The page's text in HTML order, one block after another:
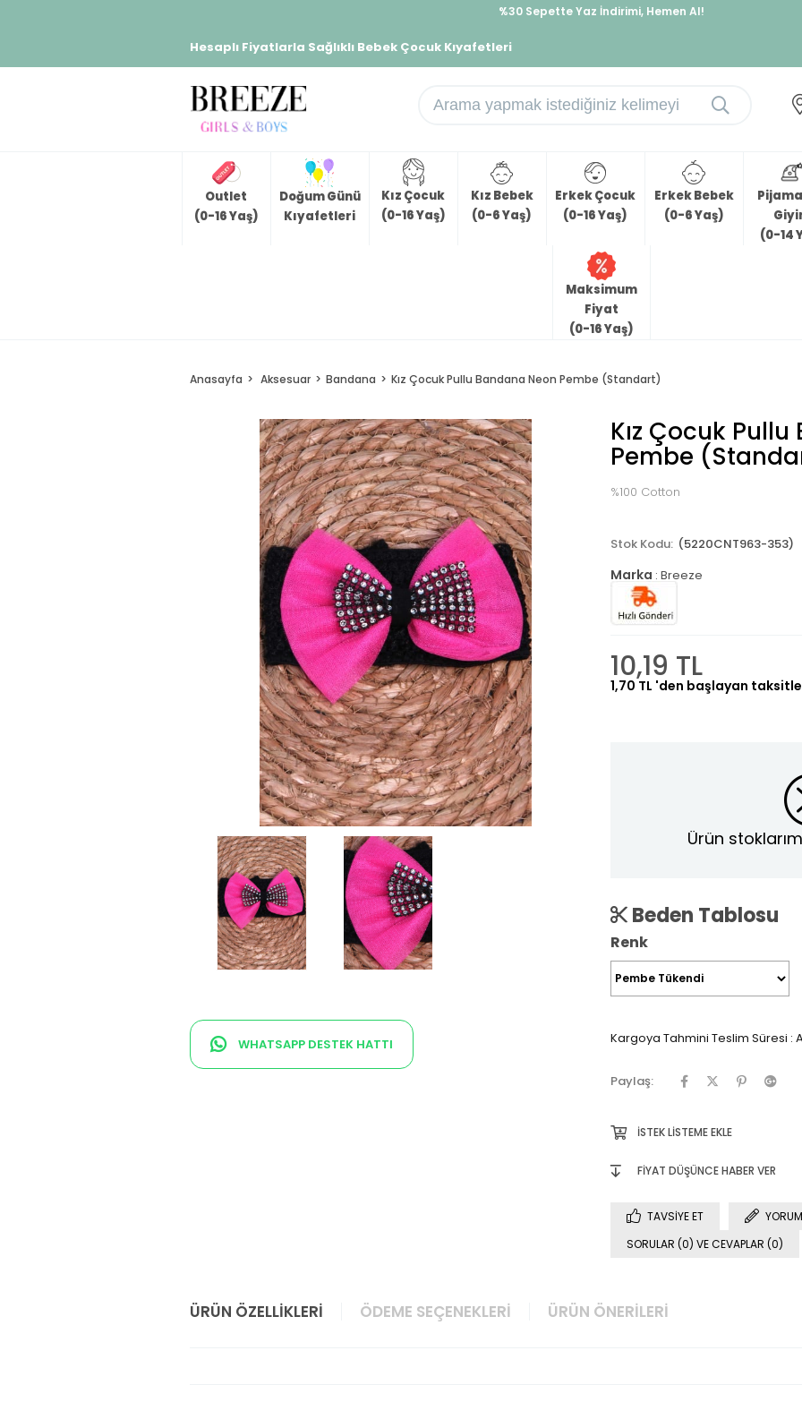
%30 Sepette Yaz İndirimi, Hemen Al!
Hesaplı Fiyatlarla Sağlıklı Bebek Çocuk Kıyafetleri
Outlet
(0-16 Yaş)
Doğum Günü
Kıyafetleri
Kız Çocuk
(0-16 Yaş)
Kız Bebek
(0-6 Yaş)
Erkek Çocuk
(0-16 Yaş)
Erkek Bebek
(0-6 Yaş)
(0-14
Maksimum
Fiyat
(0-16 Yaş)
Anasayfa Aksesuar Bandana Kız Çocuk Pullu Bandana Neon Pembe (Standart)
WHATSAPP DESTEK HATTI
Kız Çocuk
Pembe
%100 Cotton
(5220CNT963-353)
Marka : Breeze
10,19 TL
1,70 TL 'den başlayan
Ürün
Beden Tablosu
Renk
Kargoya Tahmini Teslim Süresi :
Paylaş:
İSTEK LISTEME EKLE
FIYAT DÜŞÜNCE HABER VER
TAVSIYE ET
SORULAR (0) VE CEVAPLAR (0)
ÜRÜN ÖZELLIKLERI ÖDEME SEÇENEKLERI ÜRÜN ÖNERILERI